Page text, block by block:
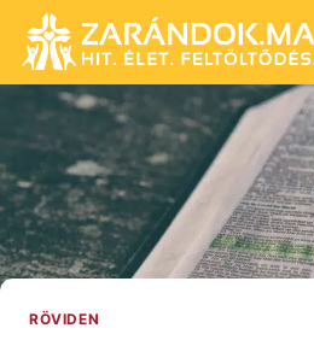
content
RÖVIDEN